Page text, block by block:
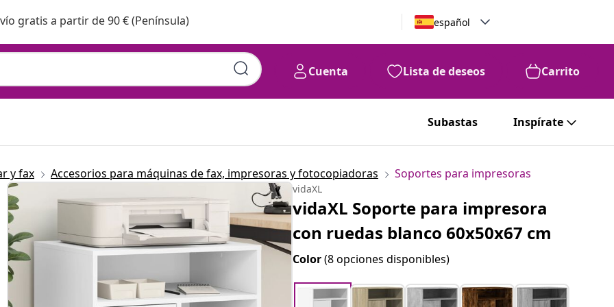
gratis a partir de 90 € (Península) español
Cuenta Lista de deseos Carrito
Subastas Inspírate
y fax Accesorios para máquinas de fax, impresoras y fotocopiadoras Soportes para impresoras
vidaXL
vidaXL Soporte para impresora
con ruedas blanco 60x50x67 cm
Color(8 opciones disponibles)